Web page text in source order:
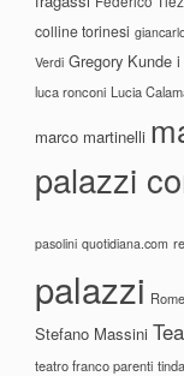
colline torinesi
Verdi Gregory Kunde i
luca ronconi Lucia
marco martinelli
palazzi
pasolini quotidiana.com
palazzi
Stefano Massini
teatro franco parenti